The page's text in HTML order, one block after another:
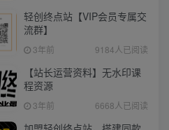
轻创终点站【VIP会员专属交
流群】
3年前 9184人已阅读
【站长运营资料】无水印课
程资源
3年前 6668人已阅读